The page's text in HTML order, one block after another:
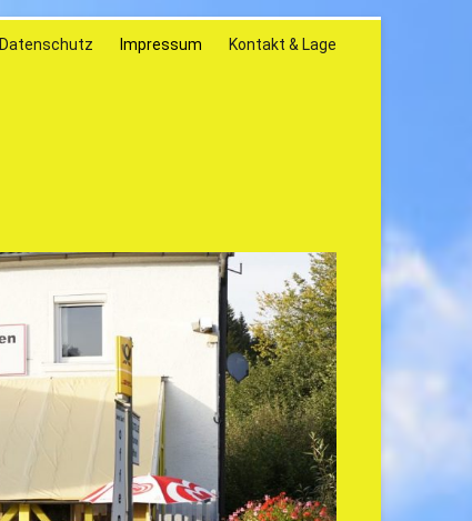
Datenschutz Impressum Kontakt & Lage